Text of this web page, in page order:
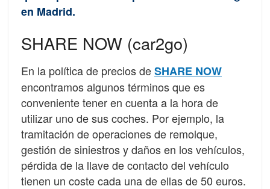
en Madrid.
SHARE NOW (car2go)
En la política de precios deSHARE NOW
encontramos algunos términos que es
conveniente tener en cuenta a la hora de
utilizar uno de sus coches. Por ejemplo, la
tramitación de operaciones de remolque,
gestión de siniestros y daños en los vehículos,
pérdida de la llave de contacto del vehículo
tienen un coste cada una de ellas de 50 euros.